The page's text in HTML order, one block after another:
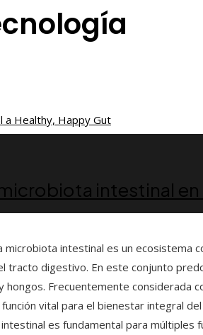
intestinal
microbiota intestinal es un ecosistema
tracto digestivo. En este conjunto
hongos. Frecuentemente considerada
vital para el bienestar integral
es fundamental para múltiples